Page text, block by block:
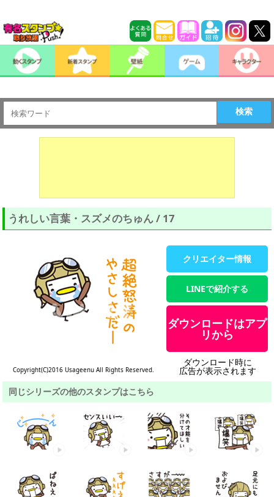
検索
うれしい言葉・スズメのちゅん / 17
Copyright(C)2016 Usageenu All Rights Reserved.
クリエイター情報
LINEで紹介する
ダウンロードはアプ
リから
ダウンロード時に
広告が表示されます
同じシリーズの他のスタンプはこちら